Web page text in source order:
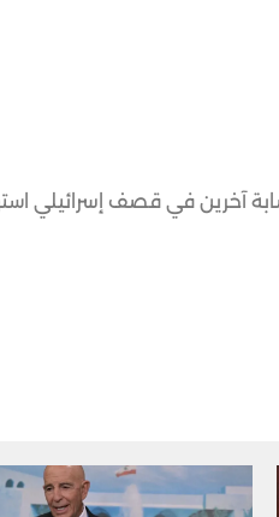
آخرين في قصف إسرائيلي